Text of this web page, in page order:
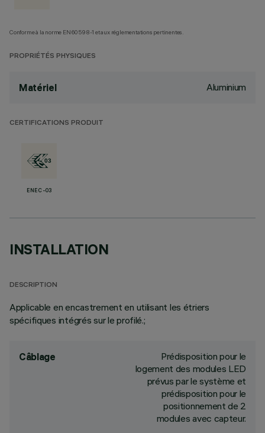
Conforme à la norme EN60598-1 et aux réglementations pertinentes.
PROPRIÉTÉS PHYSIQUES
Matériel Aluminium
CERTIFICATIONS PRODUIT
ENEC-03
INSTALLATION
DESCRIPTION
Applicable en encastrement en utilisant les étriers
spécifiques intégrés sur le profilé.;
Câblage
Prédisposition pour le
logement des modules LED
prévus par le système et
prédisposition pour le
positionnement de 2
modules avec capteur.